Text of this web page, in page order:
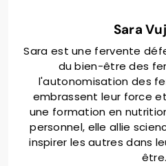
Sara
Sara est une fervente
du bien-être des
l'autonomisation des
embrassent leur force
une formation en
personnel, elle allie
inspirer les autres dans
être.